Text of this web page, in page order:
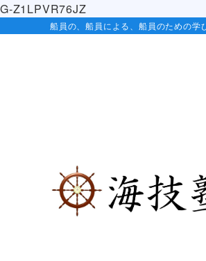
G-Z1LPVR76JZ
船員の、船員による、船員のための学